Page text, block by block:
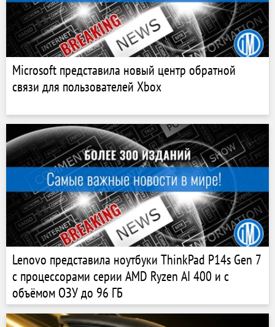
Microsoft представила новый центр обратной
связи для пользователей Xbox
Lenovo представила ноутбуки ThinkPad P14s Gen 7
с процессорами серии AMD Ryzen AI 400 и с
объёмом ОЗУ до 96 ГБ